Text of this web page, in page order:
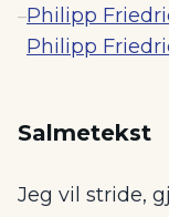
–Philipp
Philipp
Salmetekst
Jeg vil stride,